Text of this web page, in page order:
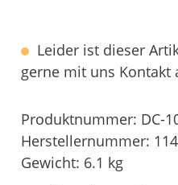
Leider ist dieser
gerne mit uns Kontakt
Produktnummer: DC-
Herstellernummer:
Gewicht: 6.1 kg